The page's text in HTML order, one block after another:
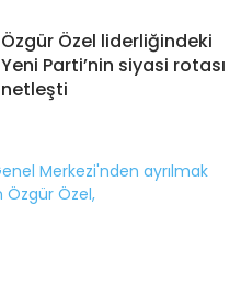
Özgür Özel liderliğindeki
Yeni Parti’nin siyasi rotası
netleşti